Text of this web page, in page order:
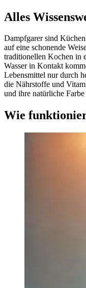
Alles
Dampfgarer sind
auf eine schonende
traditionellen Kochen in
Wasser in Kontakt
Lebensmittel nur durch
die Nährstoffe und
und ihre natürliche
Wie